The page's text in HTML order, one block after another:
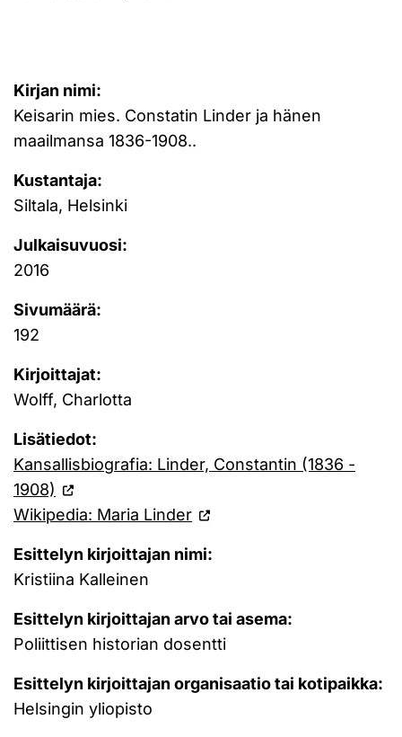
Kirjan nimi:
Keisarin mies. Constatin Linder ja hänen
maailmansa 1836-1908..
Kustantaja:
Siltala, Helsinki
Julkaisuvuosi:
2016
Sivumäärä:
192
Kirjoittajat:
Wolff, Charlotta
Lisätiedot:
Kansallisbiografia: Linder, Constantin (1836 -
1908)
Wikipedia: Maria Linder
Esittelyn kirjoittajan nimi:
Kristiina Kalleinen
Esittelyn kirjoittajan arvo tai asema:
Poliittisen historian dosentti
Esittelyn kirjoittajan organisaatio tai kotipaikka:
Helsingin yliopisto